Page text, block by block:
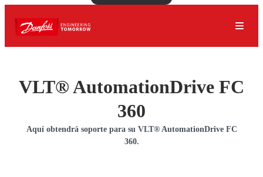
VLT® AutomationDrive FC
360
Aquí obtendrá soporte para su VLT® AutomationDrive FC
360.